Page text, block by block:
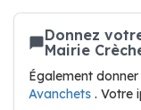
Donnez
Mairie
Également
Avanchets . Votre